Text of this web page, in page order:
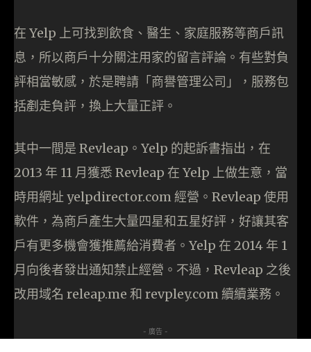
在 Yelp 上可找到飲食、醫生、家庭服務等商戶訊
息，所以商戶十分關注用家的留言評論。有些對負
評相當敏感，於是聘請「商譽管理公司」，服務包
括剷走負評，換上大量正評。
其中一間是 Revleap。Yelp 的起訴書指出，在
2013 年 11 月獲悉 Revleap 在 Yelp 上做生意，當
時用網址 yelpdirector.com 經營。Revleap 使用
軟件，為商戶產生大量四星和五星好評，好讓其客
戶有更多機會獲推薦給消費者。Yelp 在 2014 年 1
月向後者發出通知禁止經營。不過，Revleap 之後
改用域名 releap.me 和 revpley.com 續續業務。
- 廣告 -